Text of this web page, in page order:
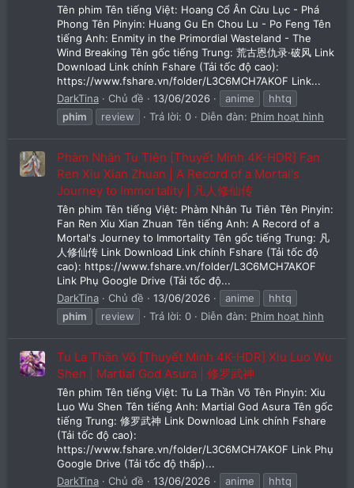
Tên phim Tên tiếng Việt: Hoang Cổ Ân Cừu Lục - Phá
Phong Tên Pinyin: Huang Gu En Chou Lu - Po Feng Tên
tiếng Anh: Enmity in the Primordial Wasteland - The
Wind Breaking Tên gốc tiếng Trung: 荒古恩仇录·破风 Link
Download Link chính Fshare (Tải tốc độ cao):
https://www.fshare.vn/folder/L3C6MCH7AKOF Link...
DarkTina
Chủ đề 13/06/2026 anime
hhtq
phim
review Trả lời: 0 Diễn đàn: Phim hoạt hình
Phàm Nhân Tu Tiên [Thuyết Minh 4K-HDR] Fan
Ren Xiu Xian Zhuan | A Record of a Mortal's
Journey to Immortality | 凡人修仙传
Tên phim Tên tiếng Việt: Phàm Nhân Tu Tiên Tên Pinyin:
Fan Ren Xiu Xian Zhuan Tên tiếng Anh: A Record of a
Mortal's Journey to Immortality Tên gốc tiếng Trung: 凡
人修仙传 Link Download Link chính Fshare (Tải tốc độ
cao): https://www.fshare.vn/folder/L3C6MCH7AKOF
Link Phụ Google Drive (Tải tốc độ...
DarkTina
Chủ đề 13/06/2026 anime
hhtq
phim
review Trả lời: 0 Diễn đàn: Phim hoạt hình
Tu La Thần Võ [Thuyết Minh 4K-HDR] Xiu Luo Wu
Shen | Martial God Asura | 修罗武神
Tên phim Tên tiếng Việt: Tu La Thần Võ Tên Pinyin: Xiu
Luo Wu Shen Tên tiếng Anh: Martial God Asura Tên gốc
tiếng Trung: 修罗武神 Link Download Link chính Fshare
(Tải tốc độ cao):
https://www.fshare.vn/folder/L3C6MCH7AKOF Link Phụ
Google Drive (Tải tốc độ thấp)...
DarkTina
Chủ đề 13/06/2026 anime
hhtq